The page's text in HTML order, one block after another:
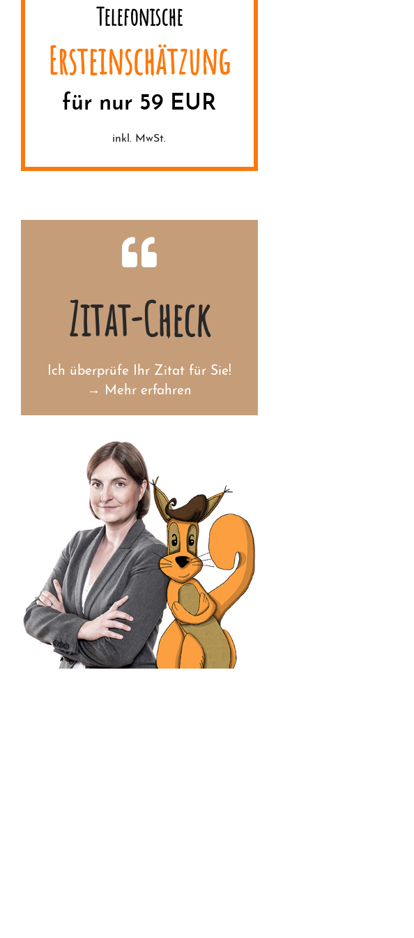
Telefonische
Ersteinschätzung
für nur 59 EUR
inkl. MwSt.
Zitat-Check
Ich überprüfe Ihr Zitat für Sie!
→ Mehr erfahren
Gehen Sie auf
Nummer sicher!
Zitat ab 39 EUR inkl. MwSt.
anwaltlich prüfen lassen
Zum Zitat-Check